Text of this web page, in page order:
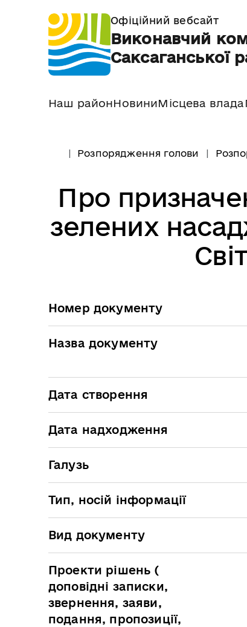
Офіційний вебсайт
Виконавчий
Саксаганської
Наш районНовиниМісцева влада
Розпорядження голови
Про
зелених
Номер документу
Назва документу
Дата створення
Дата надходження
Галузь
Тип, носій інформації
Вид документу
Проекти рішень (
доповідні записки,
звернення, заяви,
подання, пропозиції,